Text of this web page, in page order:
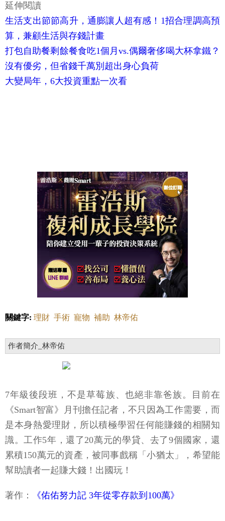
延伸閱讀
生活支出節節高升，通膨讓人超有感！1招合理調高預
算，兼顧生活與存錢計畫
打包自助餐剩餘餐食吃1個月vs.偶爾奢侈喝大杯拿鐵？
沒有優劣，但省錢千萬別超出身心負荷
大變局年，6大投資重點一次看
關鍵字: 理財 手術 寵物 補助 林帝佑
作者簡介_林帝佑
7年級後段班，不是草莓族、也絕非靠爸族。目前在
《Smart智富》月刊擔任記者，不只因為工作需要，而
是本身熱愛理財，所以積極學習任何能賺錢的相關知
識。工作5年，還了20萬元的學貸、去了9個國家，還
累積150萬元的資產，被同事戲稱「小猶太」，希望能
幫助讀者一起賺大錢！出國玩！
著作： 《佑佑努力記 3年從零存款到100萬》